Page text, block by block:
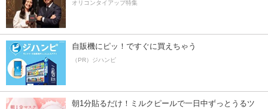
オリコンタイアップ特集
自販機にピッ！ですぐに買えちゃう
（PR）ジハンピ
朝1分貼るだけ！ミルクピールで一日中ずっとうるツ